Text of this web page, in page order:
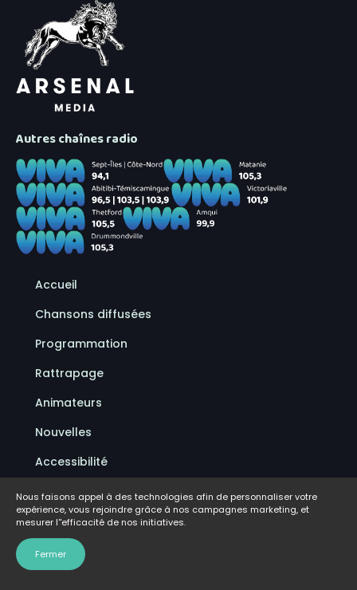
Autres chaînes radio
Accueil
Chansons diffusées
Programmation
Rattrapage
Animateurs
Nouvelles
Accessibilité
Politique de confidentialité
Conditions d'utilisation
FAQ
Nous faisons appel à des technologies afin de personnaliser votre
expérience, vous rejoindre grâce à nos campagnes marketing, et
mesurer l''efficacité de nos initiatives.
Fermer